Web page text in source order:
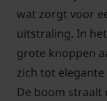
wat zorgt voor
uitstraling. In
grote knoppen
zich tot elegante
De boom straalt